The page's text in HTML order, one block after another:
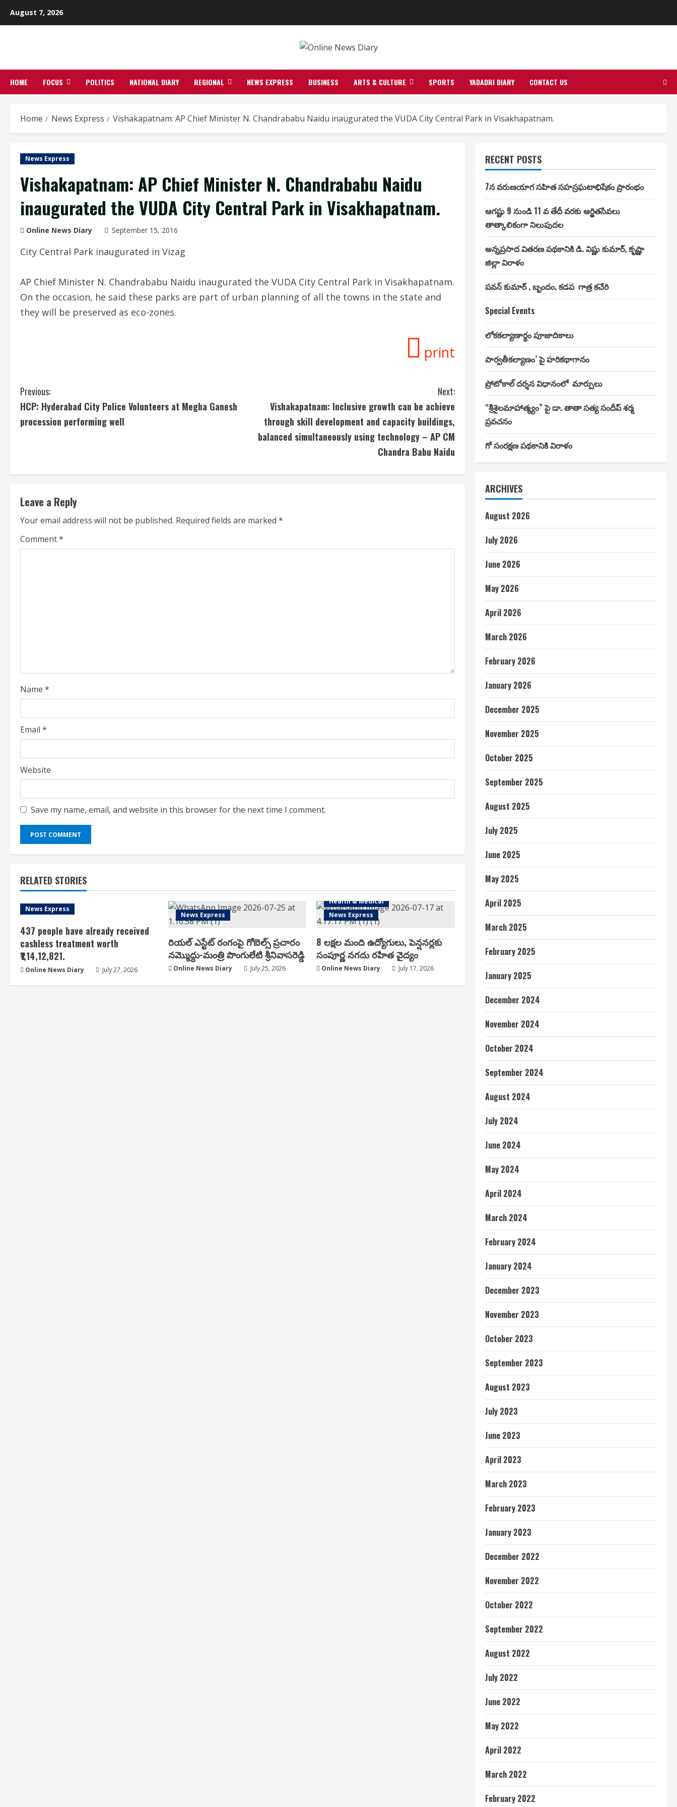
August 7, 2026
HOME FOCUS POLITICS NATIONAL DIARY REGIONAL NEWS EXPRESS BUSINESS ARTS & CULTURE SPORTS YADADRI DIARY CONTACT US
Home News Express Vishakapatnam: AP Chief Minister N. Chandrababu Naidu inaugurated the VUDA City Central Park in Visakhapatnam.
News Express
Vishakapatnam: AP Chief Minister N. Chandrababu Naidu
inaugurated the VUDA City Central Park in Visakhapatnam.
Online News Diary September 15, 2016
City Central Park inaugurated in Vizag
AP Chief Minister N. Chandrababu Naidu inaugurated the VUDA City Central Park in Visakhapatnam.
On the occasion, he said these parks are part of urban planning of all the towns in the state and
they will be preserved as eco-zones.
print
C
o
i
n
u
e
n
g
Previous:
HCP: Hyderabad City Police Volunteers at Megha Ganesh
procession performing well
Next:
Vishakapatnam: Inclusive growth can be achieve
through skill development and capacity buildings,
balanced simultaneously using technology – AP CM
Chandra Babu Naidu
Leave a Reply
Your email address will not be published. Required fields are marked *
Comment*
Name *
Email *
Website
Save my name, email, and website in this browser for the next time I comment.
RELATED STORIES
News Express
437 people have already received
cashless treatment worth
₹1,14,12,821.
Online News Diary July 27, 2026
News Express
రియ‌ల్ ఎస్టేట్ రంగంపై గోబెల్స్ ప్ర‌చారం
న‌మ్మొద్దు-మంత్రి పొంగులేటి శ్రీ‌నివాస‌రెడ్డి
Online News Diary July 25, 2026
Health & Medical
News Express
8 లక్షల మంది ఉద్యోగులు, పెన్షనర్లకు
సంపూర్ణ నగదు రహిత వైద్యం
Online News Diary July 17, 2026
RECENT POSTS
7న వరుణయాగ సహిత సహస్రఘటాభిషేకం ప్రారంభం
ఆగష్టు 9 నుండి 11 వ తేదీ వరకు ఆర్జితసేవలు
తాత్కాలికంగా నిలుపుదల
అన్నప్రసాద వితరణ పథకానికి డి. విష్ణు కుమార్, కృష్ణా
జిల్లా విరాళం
పవన్ కుమార్ , బృందం, కడప గాత్ర కచేరి
Special Events
లోకకల్యాణార్థం పూజాదికాలు
పార్వతీకల్యాణం’ పై హరికథాగానం
ప్రోటోకాల్ దర్శన విధానంలో మార్పులు
“శ్రీశైలమాహాత్మ్యం” పై డా. తాతా సత్య సందీప్ శర్మ
ప్రవచనం
గో సంరక్షణ పథకానికి విరాళం
ARCHIVES
August 2026
July 2026
June 2026
May 2026
April 2026
March 2026
February 2026
January 2026
December 2025
November 2025
October 2025
September 2025
August 2025
July 2025
June 2025
May 2025
April 2025
March 2025
February 2025
January 2025
December 2024
November 2024
October 2024
September 2024
August 2024
July 2024
June 2024
May 2024
April 2024
March 2024
February 2024
January 2024
December 2023
November 2023
October 2023
September 2023
August 2023
July 2023
June 2023
April 2023
March 2023
February 2023
January 2023
December 2022
November 2022
October 2022
September 2022
August 2022
July 2022
June 2022
May 2022
April 2022
March 2022
February 2022